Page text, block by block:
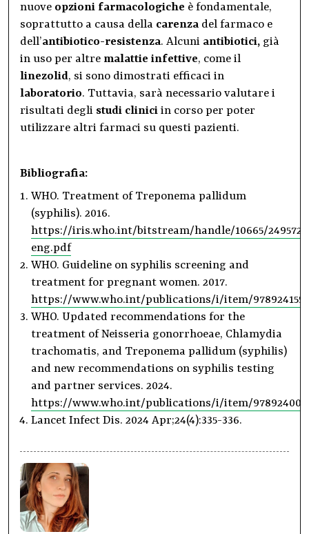
nuove opzioni farmacologiche è fondamentale,
soprattutto a causa della carenza del farmaco e
dell’antibiotico-resistenza. Alcuni antibiotici, già
in uso per altre malattie infettive, come il
linezolid, si sono dimostrati efficaci in
laboratorio. Tuttavia, sarà necessario valutare i
risultati degli studi clinici in corso per poter
utilizzare altri farmaci su questi pazienti.
Bibliografia:
WHO. Treatment of Treponema pallidum
(syphilis). 2016.
https://iris.who.int/bitstream/handle/10665/249572/
eng.pdf
WHO. Guideline on syphilis screening and
treatment for pregnant women. 2017.
https://www.who.int/publications/i/item/
WHO. Updated recommendations for the
treatment of Neisseria gonorrhoeae, Chlamydia
trachomatis, and Treponema pallidum (‎syphilis)‎
and new recommendations on syphilis testing
and partner services. 2024.
https://www.who.int/publications/i/item/
Lancet Infect Dis. 2024 Apr;24(4):335-336.